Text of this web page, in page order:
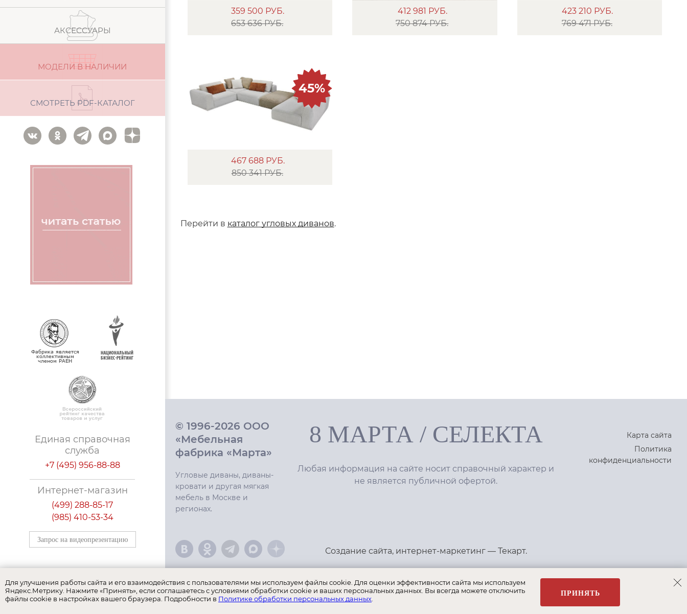
АКСЕССУАРЫ
МОДЕЛИ В НАЛИЧИИ
СМОТРЕТЬ PDF-КАТАЛОГ
359 500 РУБ.
653 636 РУБ.
412 981 РУБ.
750 874 РУБ.
423 210 РУБ.
769 471 РУБ.
467 688 РУБ.
850 341 РУБ.
45%
Перейти в каталог угловых диванов.
Единая справочная
служба
+7 (495) 956-88-88
Интернет-магазин
(499) 288-85-17
(985) 410-53-34
Запрос на видеопрезентацию
© 1996-2026 ООО
«Мебельная
фабрика «Марта»
Угловые диваны, диваны-
кровати и другая мягкая
мебель в Москве и
регионах.
8 МАРТА/ СЕЛЕКТА
Любая информация на сайте носит справочный характер и
не является публичной офертой.
Карта сайта
Политика
конфиденциальности
Создание сайта, интернет-маркетинг— Текарт.
Наши бренды: 8 Марта Селекта Albert&Shtein
Для улучшения работы сайта и его взаимодействия с пользователями мы используем файлы cookie. Для оценки эффективности сайта мы используем
Яндекс.Метрику. Нажмите «Принять», если соглашаетесь с условиями обработки cookie и ваших персональных данных. Вы всегда можете отключить
файлы cookie в настройках вашего браузера. Подробности в Политике обработки персональных данных
ПРИНЯТЬ